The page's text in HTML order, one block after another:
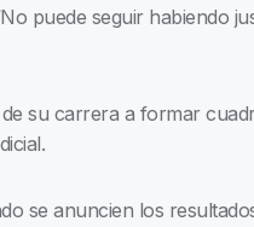
puede seguir habiendo
su carrera a formar
se anuncien los